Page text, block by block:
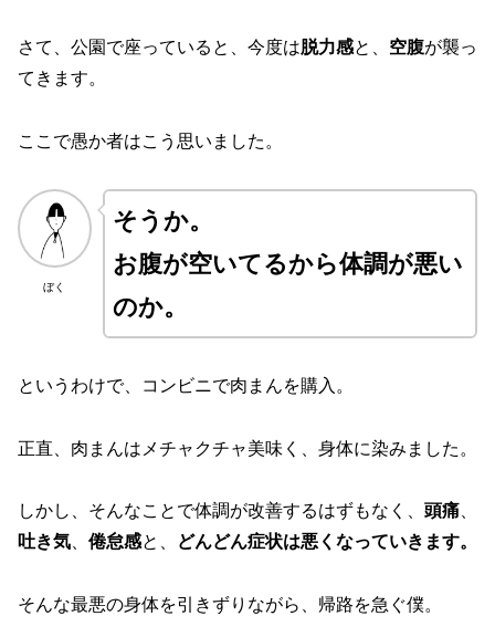
さて、公園で座っていると、今度は脱力感と、 空腹が襲っ
てきます。
ここで愚か者はこう思いました。
ぼく
そうか。
お腹が空いてるから体調が悪い
のか。
というわけで、コンビニで肉まんを購入。
正直、肉まんはメチャクチャ美味く、身体に染みました。
しかし、そんなことで体調が改善するはずもなく、 頭痛
吐き気
倦怠感と、 どんどん症状は悪くなっていきます。
そんな最悪の身体を引きずりながら、帰路を急ぐ僕。